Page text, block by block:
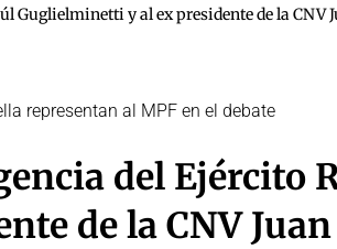
Guglielminetti y al ex presidente de la
representan al MPF en el debate
del Ejército
de la CNV Juan